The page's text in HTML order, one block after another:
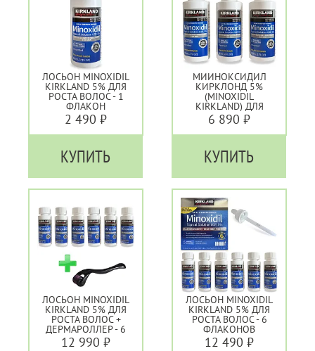
ЛОСЬОН MINOXIDIL
KIRKLAND 5% ДЛЯ
РОСТА ВОЛОС - 1
ФЛАКОН
2 490 ₽
КУПИТЬ
МИИНОКСИДИЛ
КИРКЛОНД 5%
(MINOXIDIL
KIRKLAND) ДЛЯ
РОСТА ВОЛОС - 3
ФЛАКОНА
6 890 ₽
КУПИТЬ
ЛОСЬОН MINOXIDIL
KIRKLAND 5% ДЛЯ
РОСТА ВОЛОС +
ДЕРМАРОЛЛЕР - 6
ФЛАКОНОВ
12 990 ₽
ЛОСЬОН MINOXIDIL
KIRKLAND 5% ДЛЯ
РОСТА ВОЛОС - 6
ФЛАКОНОВ
12 490 ₽